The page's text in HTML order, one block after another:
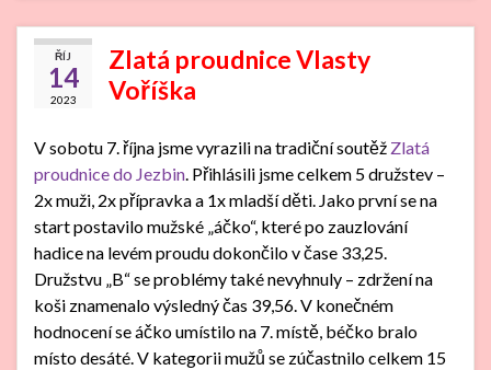
ŘÍJ
14
2023
Zlatá proudnice Vlasty
Voříška
V sobotu 7. října jsme vyrazili na tradiční soutěž Zlatá
proudnice do Jezbin. Přihlásili jsme celkem 5 družstev –
2x muži, 2x přípravka a 1x mladší děti. Jako první se na
start postavilo mužské „áčko“, které po zauzlování
hadice na levém proudu dokončilo v čase 33,25.
Družstvu „B“ se problémy také nevyhnuly – zdržení na
koši znamenalo výsledný čas 39,56. V konečném
hodnocení se áčko umístilo na 7. místě, béčko bralo
místo desáté. V kategorii mužů se zúčastnilo celkem 15